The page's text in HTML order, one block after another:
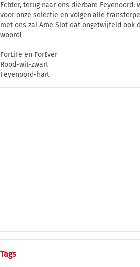
Echter, terug naar ons dierbare
voor onze selectie en volgen alle
met ons zal Arne Slot dat ongetwijfeld ook
woord!
ForLife en ForEver
Rood-wit-zwart
Feyenoord-hart
Tags